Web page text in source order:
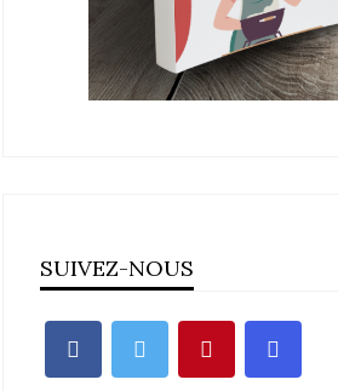
SUIVEZ-NOUS